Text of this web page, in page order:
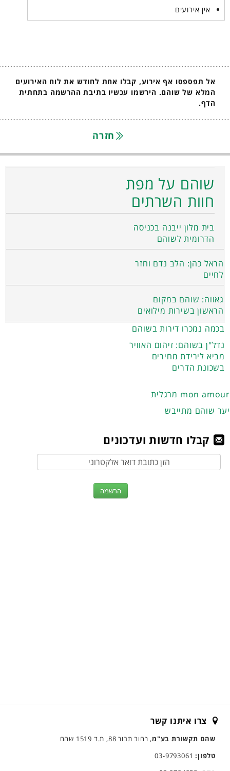
אין אירועים
אל תפספסו אף אירוע, קבלו אחת לחודש את לוח האירועים
המלא של שוהם. הירשמו עכשיו בתיבת ההרשמה בתחתית
הדף.
חזרה
שוהם על מפת
חוות השרתים
בית מלון ייבנה בכניסה
הדרומית לשוהם
הראל כהן: הלב נדם וחזר
לחיים
גאווה: שוהם במקום
הראשון בשירות מילואים
בכמה נמכרו דירות בשוהם
נדל"ן בשוהם: זיהום האוויר
מביא לירידת מחירים
בשכונת הדרים
מרגלית mon amour
יער שוהם מתייבש
קבלו חדשות ועדכונים
צרו איתנו קשר
שהם תקשורת בע"מ, רחוב תבור 88, ת.ד 1519 שהם
טלפון:03-9793061